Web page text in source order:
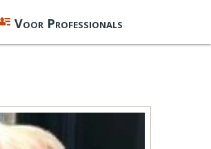
Voor Professionals